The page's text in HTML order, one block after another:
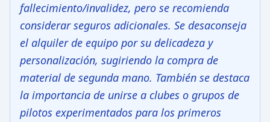
fallecimiento/invalidez, pero se recomienda
considerar seguros adicionales. Se desaconseja
el alquiler de equipo por su delicadeza y
personalización, sugiriendo la compra de
material de segunda mano. También se destaca
la importancia de unirse a clubes o grupos de
pilotos experimentados para los primeros